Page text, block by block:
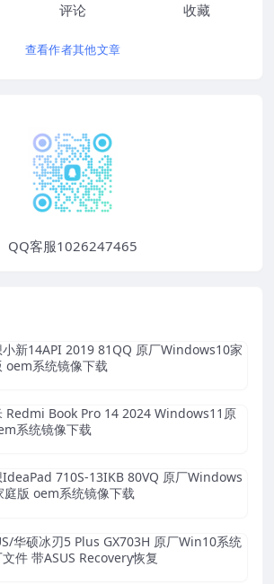
评论 收藏
查看作者其他文章
QQ客服1026247465
小新14API 2019 81QQ 原厂Windows10家
oem系统镜像下载
Redmi Book Pro 14 2024 Windows11原
系统镜像下载
IdeaPad 710S-13IKB 80VQ 原厂Windows
庭版 oem系统镜像下载
华硕冰刃5 Plus GX703H 原厂Win10系统
件 带ASUS Recovery恢复